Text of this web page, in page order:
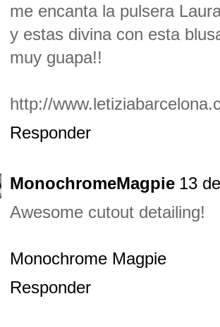
me encanta la pulsera
y estas divina con esta
muy guapa!!
http://
Responder
MonochromeMagpie 13
Awesome cutout detailing!
Monochrome Magpie
Responder